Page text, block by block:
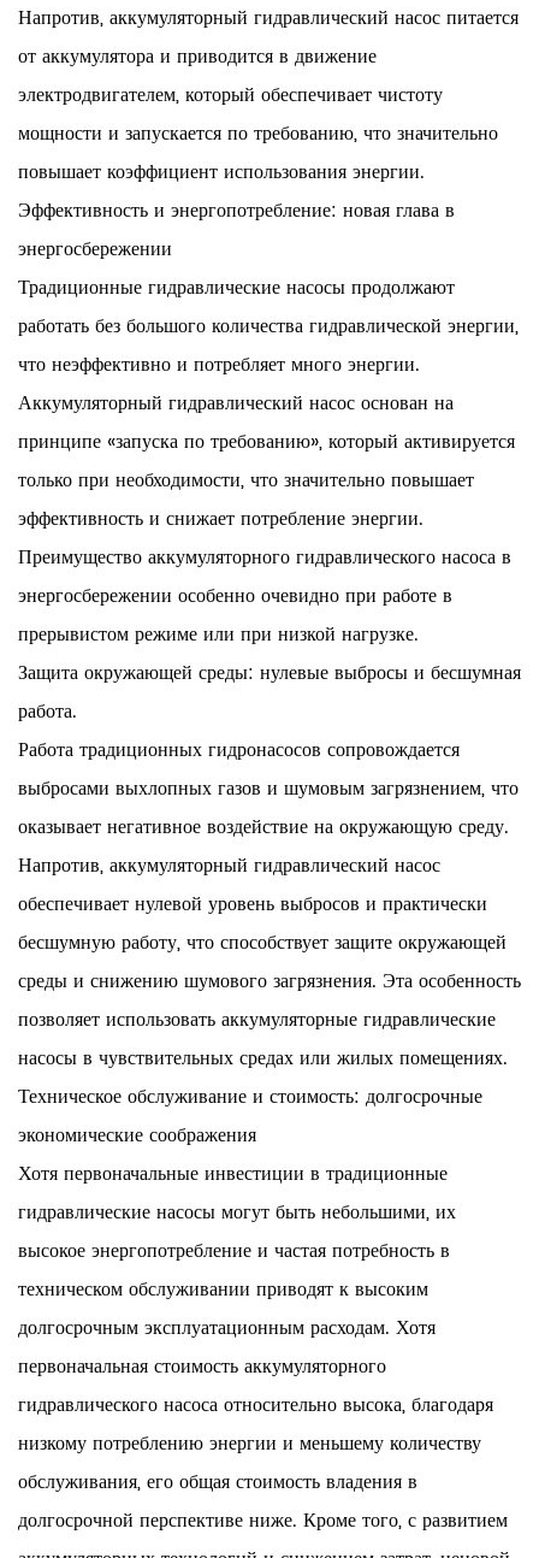
Напротив, аккумуляторный гидравлический насос питается
от аккумулятора и приводится в движение
электродвигателем, который обеспечивает чистоту
мощности и запускается по требованию, что значительно
повышает коэффициент использования энергии.
Эффективность и энергопотребление: новая глава в
энергосбережении
Традиционные гидравлические насосы продолжают
работать без большого количества гидравлической энергии,
что неэффективно и потребляет много энергии.
Аккумуляторный гидравлический насос основан на
принципе «запуска по требованию», который активируется
только при необходимости, что значительно повышает
эффективность и снижает потребление энергии.
Преимущество аккумуляторного гидравлического насоса в
энергосбережении особенно очевидно при работе в
прерывистом режиме или при низкой нагрузке.
Защита окружающей среды: нулевые выбросы и бесшумная
работа.
Работа традиционных гидронасосов сопровождается
выбросами выхлопных газов и шумовым загрязнением, что
оказывает негативное воздействие на окружающую среду.
Напротив, аккумуляторный гидравлический насос
обеспечивает нулевой уровень выбросов и практически
бесшумную работу, что способствует защите окружающей
среды и снижению шумового загрязнения. Эта особенность
позволяет использовать аккумуляторные гидравлические
насосы в чувствительных средах или жилых помещениях.
Техническое обслуживание и стоимость: долгосрочные
экономические соображения
Хотя первоначальные инвестиции в традиционные
гидравлические насосы могут быть небольшими, их
высокое энергопотребление и частая потребность в
техническом обслуживании приводят к высоким
долгосрочным эксплуатационным расходам. Хотя
первоначальная стоимость аккумуляторного
гидравлического насоса относительно высока, благодаря
низкому потреблению энергии и меньшему количеству
обслуживания, его общая стоимость владения в
долгосрочной перспективе ниже. Кроме того, с развитием